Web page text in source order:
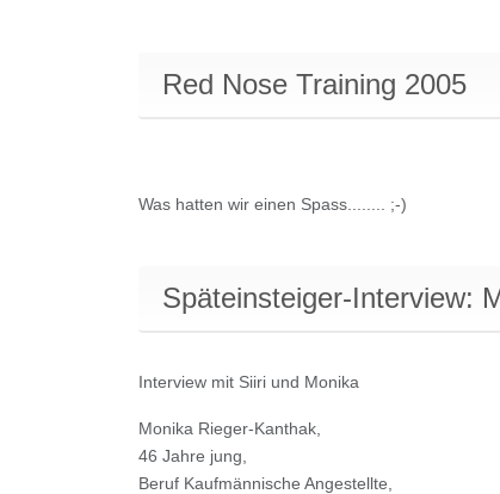
Red Nose Training 2005
Was hatten wir einen Spass........ ;-)
Späteinsteiger-Interview:
Interview mit Siiri und Monika
Monika Rieger-Kanthak,
46 Jahre jung,
Beruf Kaufmännische Angestellte,